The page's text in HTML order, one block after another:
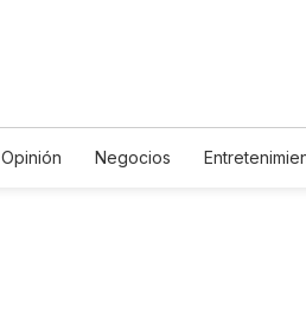
Opinión Negocios